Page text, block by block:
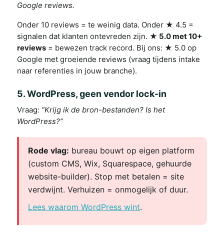
Google reviews.
Onder 10 reviews = te weinig data. Onder ★ 4.5 =
signalen dat klanten ontevreden zijn. ★ 5.0 met 10+
reviews = bewezen track record. Bij ons: ★ 5.0 op
Google met groeiende reviews (vraag tijdens intake
naar referenties in jouw branche).
5. WordPress, geen vendor lock-in
Vraag: “Krijg ik de bron-bestanden? Is het
WordPress?”
Rode vlag: bureau bouwt op eigen platform
(custom CMS, Wix, Squarespace, gehuurde
website-builder). Stop met betalen = site
verdwijnt. Verhuizen = onmogelijk of duur.
Lees waarom WordPress wint.